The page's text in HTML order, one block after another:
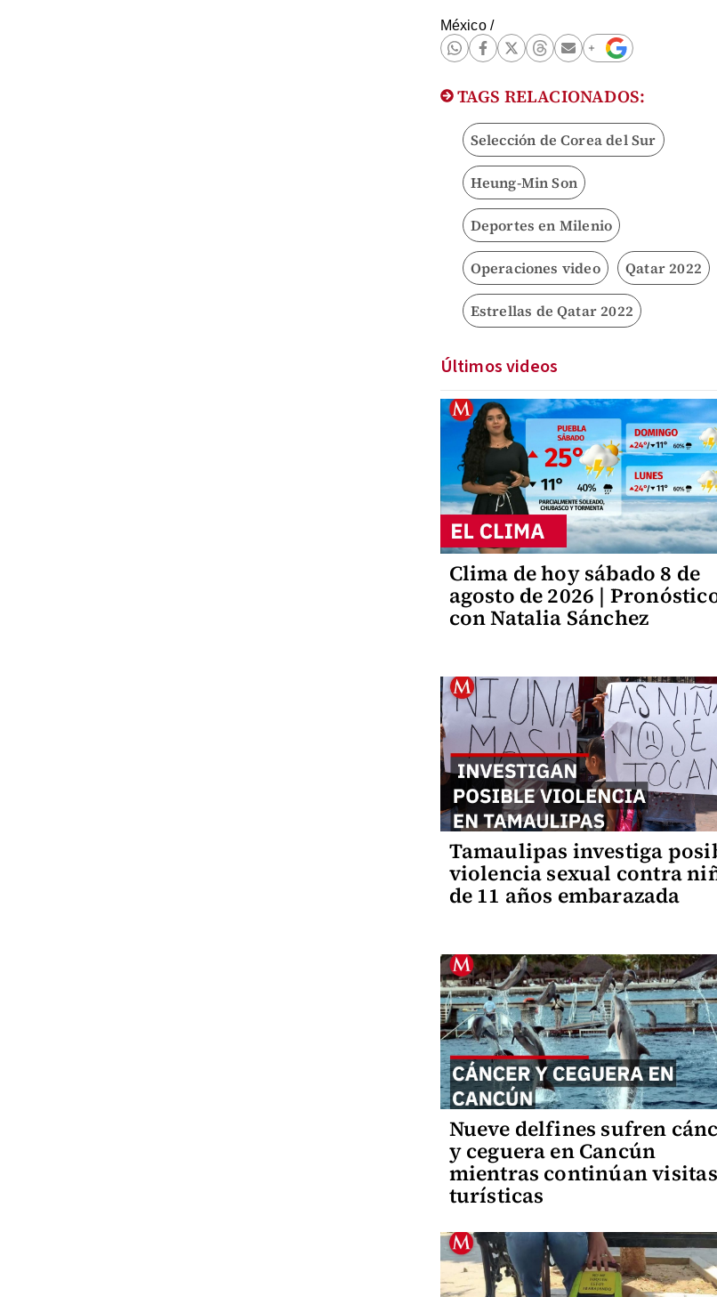
México/
TAGS RELACIONADOS:
Selección de Corea del Sur
Heung-Min Son
Deportes en Milenio
Operaciones video Qatar 2022
Estrellas de Qatar 2022
Últimos videos
Clima de hoy sábado 8 de
agosto de 2026 |
con Natalia Sánchez
Tamaulipas investiga
violencia sexual contra
de 11 años embarazada
Nueve delfines sufren
y ceguera en Cancún
mientras continúan visitas
turísticas